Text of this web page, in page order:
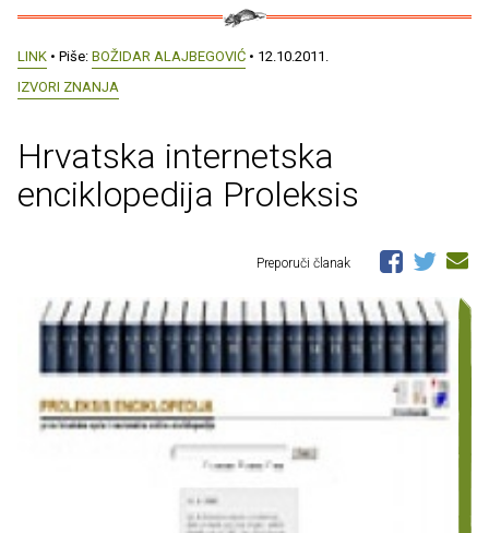
LINK • Piše: BOŽIDAR ALAJBEGOVIĆ • 12.10.2011.
IZVORI ZNANJA
Hrvatska internetska
enciklopedija Proleksis
Preporuči članak